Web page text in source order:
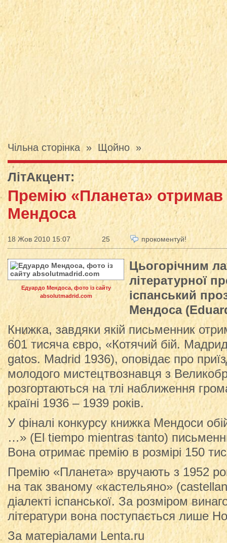
Чільна сторінка» Щойно »
ЛітАкцент:
Премію «Планета»
Мендоса
18 Жов 2010 15:07 25 прокоментуй!
Едуардо Мендоса, фото із сайту
absolutmadrid.com
Цьогорічним
літературної
іспанський
Мендоса
Книжка, завдяки якій письменник
601 тисяча євро, «Котячий бій.
gatos. Madrid 1936), оповідає про
молодого мистецтвознавця з
розгортаються на тлі наближення
країні 1936 – 1939 років.
У фіналі конкурсу книжка Мендоси
…» (El tiempo mientras tanto)
Вона отримає премію в розмірі 150
Премію «Планета» вручають з 1952
на так званому «кастельяно»
діалекті іспанської. За розміром
літератури вона поступається лише
За матеріалами Lenta.ru